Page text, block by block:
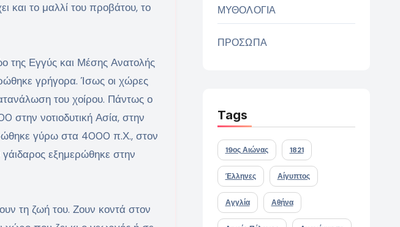
και το μαλλί του προβάτου, το
της Εγγύς και Μέσης Ανατολής
γρήγορα. Ίσως οι χώρες
του χοίρου. Πάντως ο
στην νοτιοδυτική Ασία, στην
γύρω στα 4000 π.Χ., στον
εξημερώθηκε στην
τη ζωή του. Ζουν κοντά στον
ΜΥΘΟΛΟΓΙΑ
ΠΡΟΣΩΠΑ
Tags
19ος Αιώνας 1821
Έλληνες Αίγυπτος
Αγγλία Αθήνα